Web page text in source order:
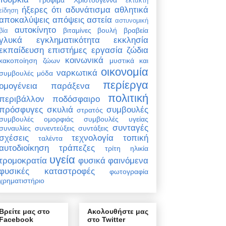
ήξερες ότι αδυνάτισμα αθλητικά
απόψεις αστεία αστυνομική
βία
αυτοκίνητο βιταμίνες βουλή βραβεία
εγκληματικότητα
εκκλησία
επιστήμες εργασία ζώδια
κακοποίηση ζώων κοινωνικά
μυστικά και
μόδα ναρκωτικά οικονομία
παράξενα περίεργα
ποδόσφαιρο πολιτική
σκυλιά στρατός συμβουλές
ομορφιάς
συμβουλές υγείας
συνεντεύξεις συντάξεις συνταγές
ταλέντα τεχνολογία
τοπική
τράπεζες τρίτη ηλικία
υγεία φυσικά φαινόμενα
καταστροφές
φωτογραφία
Βρείτε μας στο
Facebook
Ακολουθήστε μας
στο Twitter